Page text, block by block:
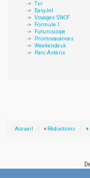
Tui
EasyJet
Voyages SNCF
Formule 1
Futuroscope
Promovacances
Weekendesk
Parc Astérix
Accueil » Réductions »